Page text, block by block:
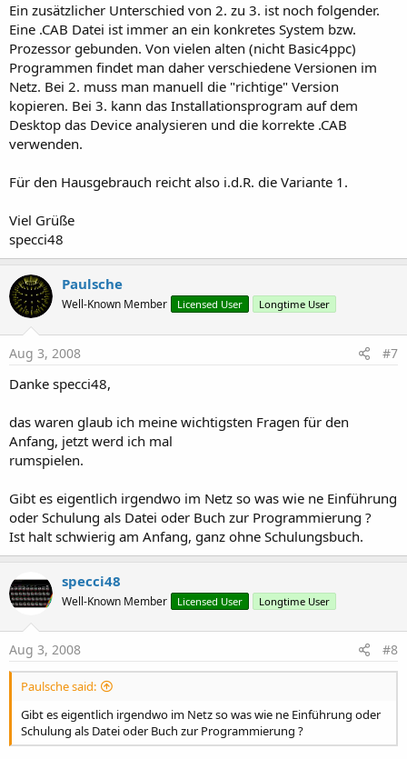
Ein zusätzlicher Unterschied von 2. zu 3. ist noch folgender.
Eine .CAB Datei ist immer an ein konkretes System bzw.
Prozessor gebunden. Von vielen alten (nicht Basic4ppc)
Programmen findet man daher verschiedene Versionen im
Netz. Bei 2. muss man manuell die "richtige" Version
kopieren. Bei 3. kann das Installationsprogram auf dem
Desktop das Device analysieren und die korrekte .CAB
verwenden.
Für den Hausgebrauch reicht also i.d.R. die Variante 1.
Viel Grüße
specci48
Paulsche
Well-Known Member Licensed User Longtime User
Aug 3, 2008 #7
Danke specci48,
das waren glaub ich meine wichtigsten Fragen für den
Anfang, jetzt werd ich mal
rumspielen.
Gibt es eigentlich irgendwo im Netz so was wie ne Einführung
oder Schulung als Datei oder Buch zur Programmierung ?
Ist halt schwierig am Anfang, ganz ohne Schulungsbuch.
specci48
Well-Known Member Licensed User Longtime User
Aug 3, 2008 #8
Paulsche said:
Gibt es eigentlich irgendwo im Netz so was wie ne Einführung oder
Schulung als Datei oder Buch zur Programmierung ?